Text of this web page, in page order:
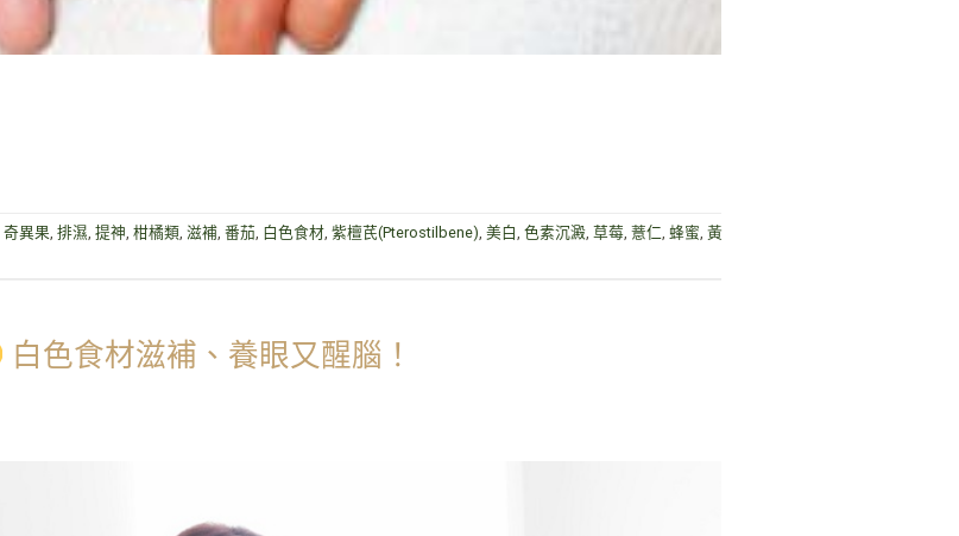
奇異果, 排濕, 提神, 柑橘類, 滋補, 番茄, 白色食材, 紫檀芪(Pterostilbene), 美白, 色素沉澱, 草莓, 薏仁, 蜂蜜, 黃
白色食材滋補、養眼又醒腦！